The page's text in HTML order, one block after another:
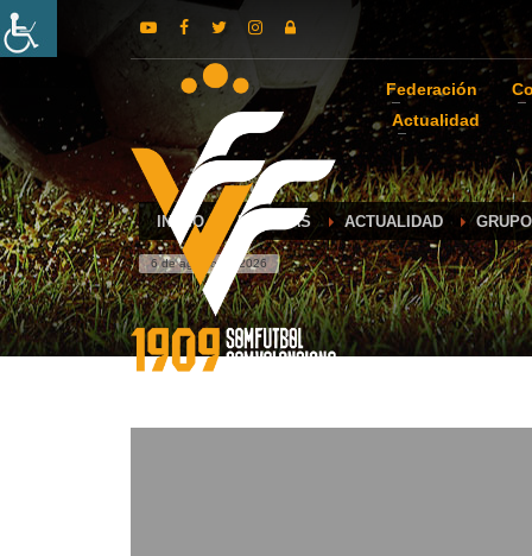
Federación
Actualidad
INICIO NOTICIAS ACTUALIDAD
6 de agosto de 2026